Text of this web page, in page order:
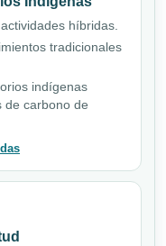
híbridas.
tradicionales
indígenas
de carbono de